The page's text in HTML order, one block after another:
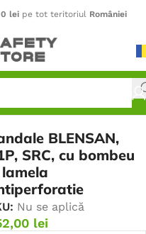
lei pe tot teritoriul României
BLENSAN,
SRC, cu bombeu
Nu se aplică
lei